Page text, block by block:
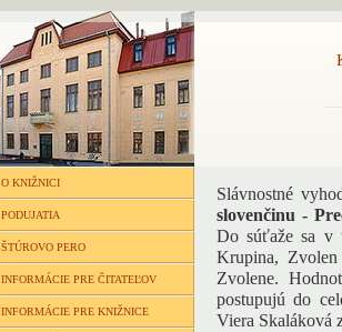
O KNIŽNICI
PODUJATIA
ŠTÚROVO PERO
INFORMÁCIE PRE ČITATEĽOV
INFORMÁCIE PRE KNIŽNICE
Slávnostné
slovenčinu -
Do súťaže sa v
Krupina,
Zvolene.
postupujú do
Viera Skaláková